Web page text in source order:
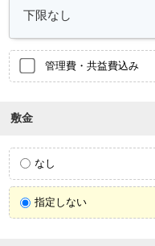
管理費・共益費込み
敷金
なし
指定しない